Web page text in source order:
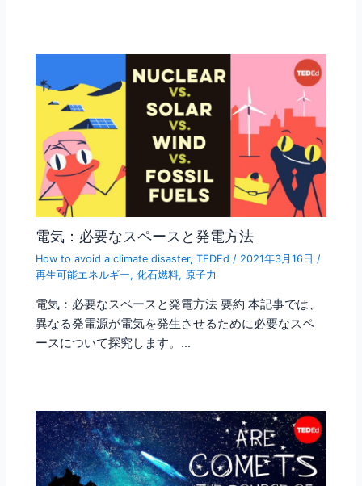
電気：必要なスペースと発電方法
How to avoid a climate disaster,TEDEd / 2021年3月16日 /
再生可能エネルギー,化石燃料, 原子力
電気：必要なスペースと発電方法 要約 本記事では、
異なる発電源が電気を発生させるために必要なスペ
ースについて探究します。…